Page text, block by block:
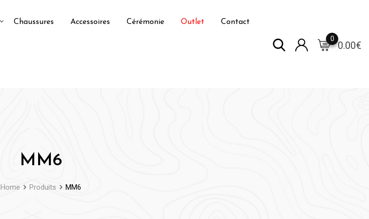
Chaussures Accessoires Cérémonie Outlet Contact
0.00€
0
MM6
Home Produits MM6